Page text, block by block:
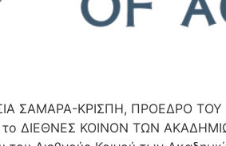
ΣΑΜΑΡΑ-ΚΡΙΣΠΗ, ΠΡΟΕΔΡΟ
ΔΙΕΘΝΕΣ ΚΟΙΝΟΝ ΤΩΝ